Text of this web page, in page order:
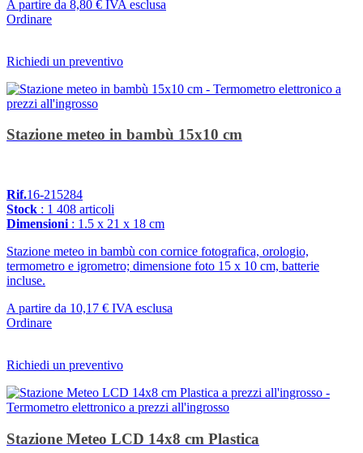
A partire da 8,80 € IVA esclusa
Ordinare
Richiedi un preventivo
Stazione meteo in bambù 15x10 cm
Rif.16-215284
Stock : 1 408 articoli
Dimensioni : 1.5 x 21 x 18 cm
Stazione meteo in bambù con cornice fotografica, orologio,
termometro e igrometro; dimensione foto 15 x 10 cm, batterie
incluse.
A partire da 10,17 € IVA esclusa
Ordinare
Richiedi un preventivo
Stazione Meteo LCD 14x8 cm Plastica